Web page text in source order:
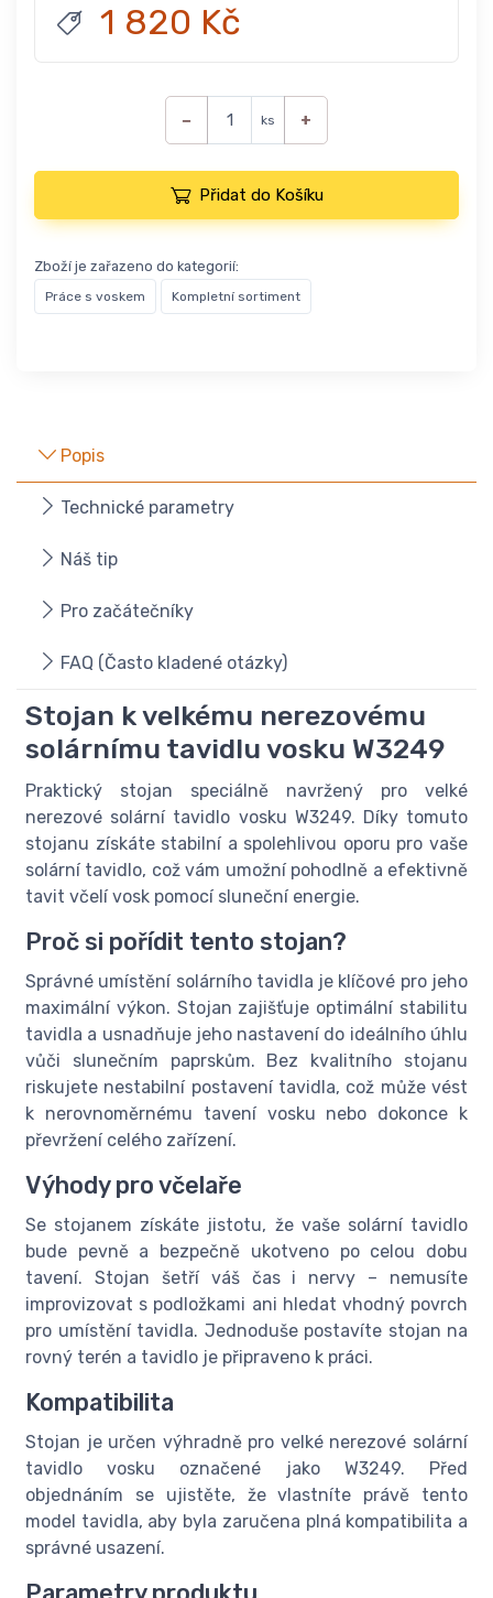
1 820 Kč
− ks +
Přidat do Košíku
Zboží je zařazeno do kategorií:
Práce s voskem Kompletní sortiment
Popis
Technické parametry
Náš tip
Pro začátečníky
FAQ (Často kladené otázky)
Stojan k velkému nerezovému
solárnímu tavidlu vosku W3249
Praktický stojan speciálně navržený pro velké
nerezové solární tavidlo vosku W3249. Díky tomuto
stojanu získáte stabilní a spolehlivou oporu pro vaše
solární tavidlo, což vám umožní pohodlně a efektivně
tavit včelí vosk pomocí sluneční energie.
Proč si pořídit tento stojan?
Správné umístění solárního tavidla je klíčové pro jeho
maximální výkon. Stojan zajišťuje optimální stabilitu
tavidla a usnadňuje jeho nastavení do ideálního úhlu
vůči slunečním paprskům. Bez kvalitního stojanu
riskujete nestabilní postavení tavidla, což může vést
k nerovnoměrnému tavení vosku nebo dokonce k
převržení celého zařízení.
Výhody pro včelaře
Se stojanem získáte jistotu, že vaše solární tavidlo
bude pevně a bezpečně ukotveno po celou dobu
tavení. Stojan šetří váš čas i nervy – nemusíte
improvizovat s podložkami ani hledat vhodný povrch
pro umístění tavidla. Jednoduše postavíte stojan na
rovný terén a tavidlo je připraveno k práci.
Kompatibilita
Stojan je určen výhradně pro velké nerezové solární
tavidlo vosku označené jako W3249. Před
objednáním se ujistěte, že vlastníte právě tento
model tavidla, aby byla zaručena plná kompatibilita a
správné usazení.